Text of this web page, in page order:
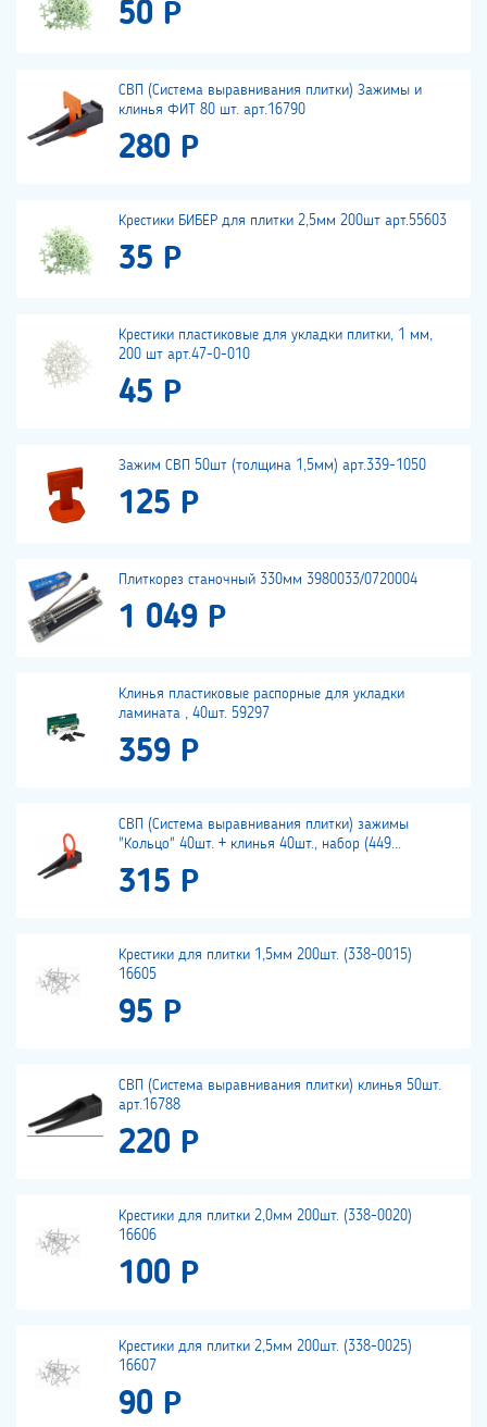
50 Р
СВП (Система выравнивания плитки) Зажимы и
клинья ФИТ 80 шт. арт.16790
280 Р
Крестики БИБЕР для плитки 2,5мм 200шт арт.55603
35 Р
Крестики пластиковые для укладки плитки, 1 мм,
200 шт арт.47-0-010
45 Р
Зажим СВП 50шт (толщина 1,5мм) арт.339-1050
125 Р
Плиткорез станочный 330мм 3980033/0720004
1 049 Р
Клинья пластиковые распорные для укладки
ламината , 40шт. 59297
359 Р
СВП (Система выравнивания плитки) зажимы
"Кольцо" 40шт. + клинья 40шт., набор (449...
315 Р
Крестики для плитки 1,5мм 200шт. (338-0015)
16605
95 Р
СВП (Система выравнивания плитки) клинья 50шт.
арт.16788
220 Р
Крестики для плитки 2,0мм 200шт. (338-0020)
16606
100 Р
Крестики для плитки 2,5мм 200шт. (338-0025)
16607
90 Р